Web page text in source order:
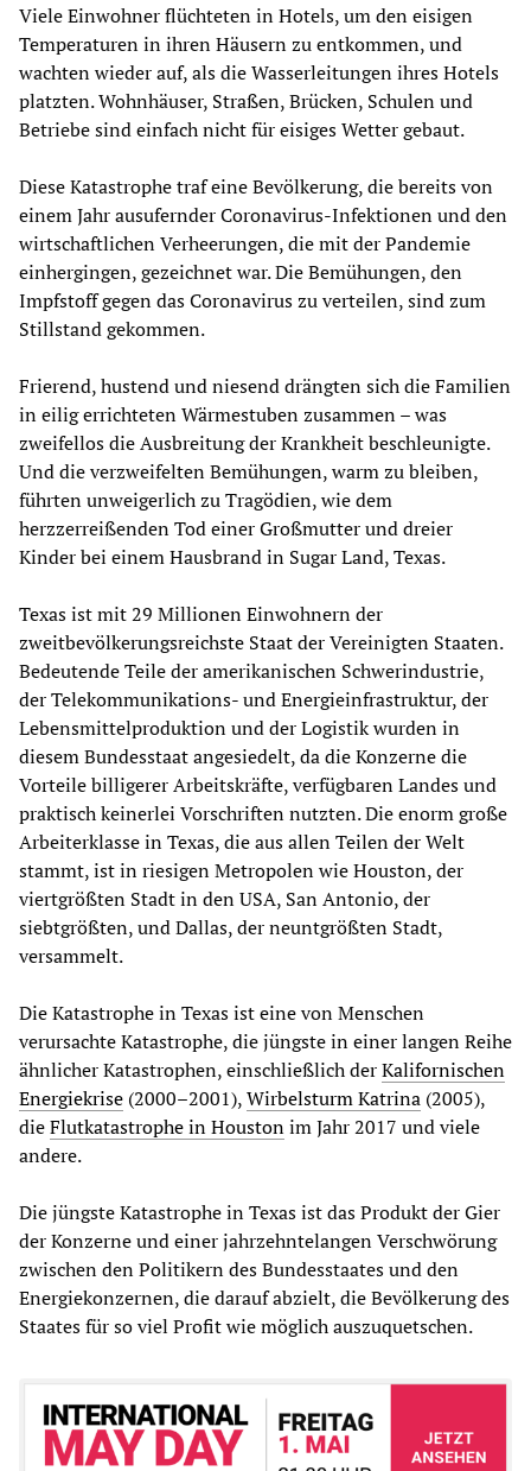
Viele Einwohner flüchteten in Hotels, um den eisigen
Temperaturen in ihren Häusern zu entkommen, und
wachten wieder auf, als die Wasserleitungen ihres Hotels
platzten. Wohnhäuser, Straßen, Brücken, Schulen und
Betriebe sind einfach nicht für eisiges Wetter gebaut.
Diese Katastrophe traf eine Bevölkerung, die bereits von
einem Jahr ausufernder Coronavirus-Infektionen und den
wirtschaftlichen Verheerungen, die mit der Pandemie
einhergingen, gezeichnet war. Die Bemühungen, den
Impfstoff gegen das Coronavirus zu verteilen, sind zum
Stillstand gekommen.
Frierend, hustend und niesend drängten sich die Familien
in eilig errichteten Wärmestuben zusammen – was
zweifellos die Ausbreitung der Krankheit beschleunigte.
Und die verzweifelten Bemühungen, warm zu bleiben,
führten unweigerlich zu Tragödien, wie dem
herzzerreißenden Tod einer Großmutter und dreier
Kinder bei einem Hausbrand in Sugar Land, Texas.
Texas ist mit 29 Millionen Einwohnern der
zweitbevölkerungsreichste Staat der Vereinigten Staaten.
Bedeutende Teile der amerikanischen Schwerindustrie,
der Telekommunikations- und Energieinfrastruktur, der
Lebensmittelproduktion und der Logistik wurden in
diesem Bundesstaat angesiedelt, da die Konzerne die
Vorteile billigerer Arbeitskräfte, verfügbaren Landes und
praktisch keinerlei Vorschriften nutzten. Die enorm große
Arbeiterklasse in Texas, die aus allen Teilen der Welt
stammt, ist in riesigen Metropolen wie Houston, der
viertgrößten Stadt in den USA, San Antonio, der
siebtgrößten, und Dallas, der neuntgrößten Stadt,
versammelt.
Die Katastrophe in Texas ist eine von Menschen
verursachte Katastrophe, die jüngste in einer langen Reihe
ähnlicher Katastrophen, einschließlich derKalifornischen
Energiekrise (2000–2001),Wirbelsturm Katrina (2005),
dieFlutkatastrophe in Houstonim Jahr 2017 und viele
andere.
Die jüngste Katastrophe in Texas ist das Produkt der Gier
der Konzerne und einer jahrzehntelangen Verschwörung
zwischen den Politikern des Bundesstaates und den
Energiekonzernen, die darauf abzielt, die Bevölkerung des
Staates für so viel Profit wie möglich auszuquetschen.